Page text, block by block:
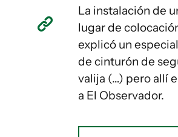
La instalación de
lugar de
explicó un
de cinturón de
valija (…) pero allí
a El Observador.